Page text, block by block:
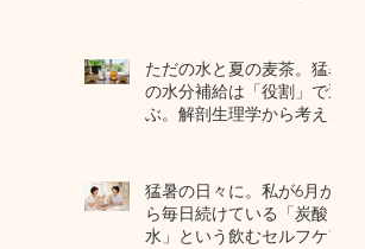
ただの水と夏の麦茶。猛暑
の水分補給は「役割」で選
ぶ。解剖生理学から考える
猛暑の日々に。私が6月か
ら毎日続けている「炭酸
水」という飲むセルフケア